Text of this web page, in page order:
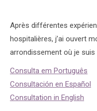
Après différentes
hospitalières, j’ai ouvert
arrondissement où je suis
Consulta em Português
Consultación en Español
Consultation in English